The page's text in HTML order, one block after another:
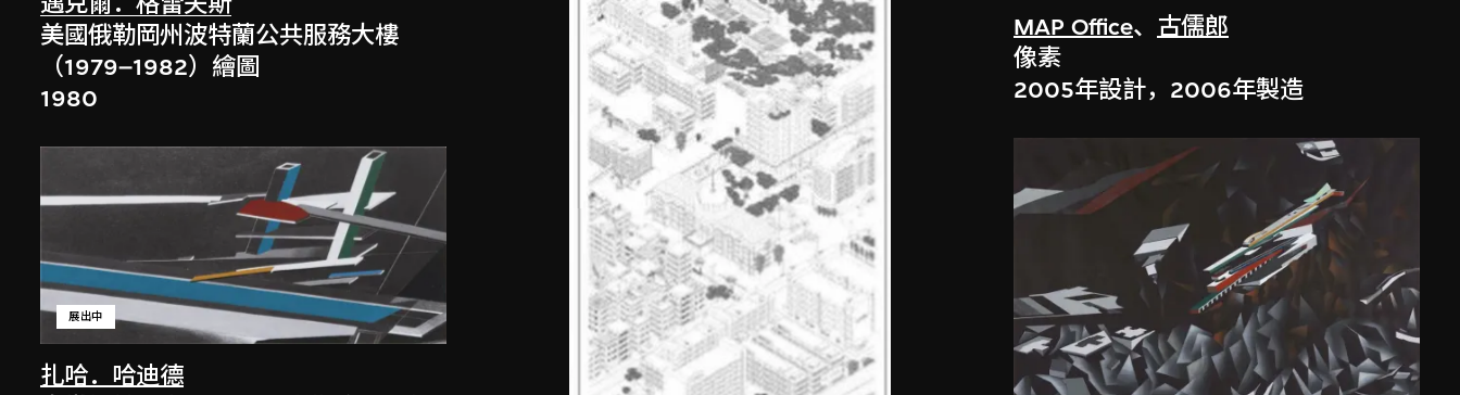
美國俄勒岡州波特蘭公共服務大樓
（1979–1982）繪圖
1980
扎哈．哈迪德
展出中
MAP Office、 古儒郎
像素
2005年設計，2006年製造